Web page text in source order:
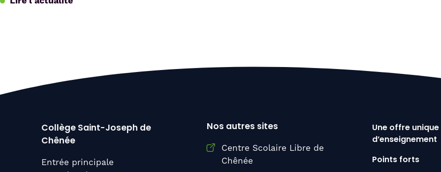
Collège Saint-Joseph de
Chênée
Entrée principale
Nos autres sites
Centre Scolaire Libre de
Chênée
Une offre unique
d’enseignement
Points forts